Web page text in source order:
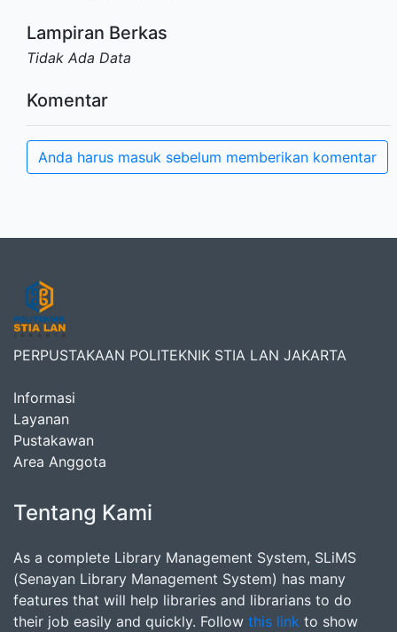
Lampiran Berkas
Tidak Ada Data
Komentar
Anda harus masuk sebelum memberikan komentar
PERPUSTAKAAN POLITEKNIK STIA LAN JAKARTA
Informasi
Layanan
Pustakawan
Area Anggota
Tentang Kami
As a complete Library Management System, SLiMS
(Senayan Library Management System) has many
features that will help libraries and librarians to do
their job easily and quickly. Follow this link to show